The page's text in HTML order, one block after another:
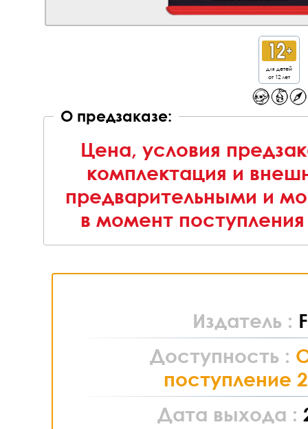
для детей
от 12 лет
О предзаказе:
Цена, условия
комплектация и
предварительными и
в момент
Издатель :
Доступность :
поступление
Дата выхода :